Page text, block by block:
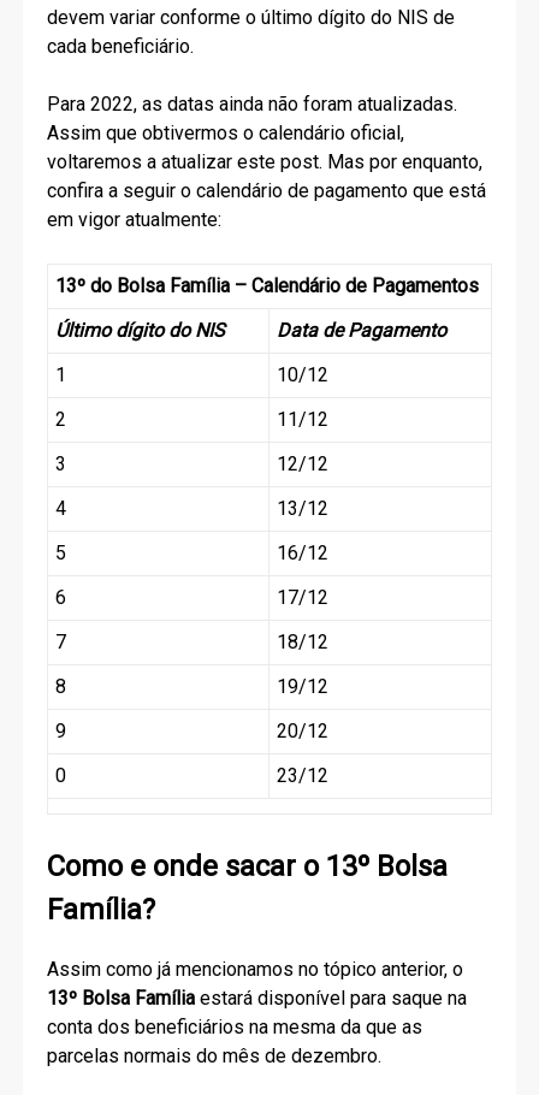
devem variar conforme o último dígito do NIS de
cada beneficiário.
Para 2022, as datas ainda não foram atualizadas.
Assim que obtivermos o calendário oficial,
voltaremos a atualizar este post. Mas por enquanto,
confira a seguir o calendário de pagamento que está
em vigor atualmente:
13º do Bolsa Família – Calendário de Pagamentos
Último dígito do NIS
Data de Pagamento
1
10/12
2
11/12
3
12/12
4
13/12
5
16/12
6
17/12
7
18/12
8
19/12
9
20/12
0
23/12
Como e onde sacar o 13º Bolsa
Família?
Assim como já mencionamos no tópico anterior, o
13º Bolsa Família estará disponível para saque na
conta dos beneficiários na mesma da que as
parcelas normais do mês de dezembro.